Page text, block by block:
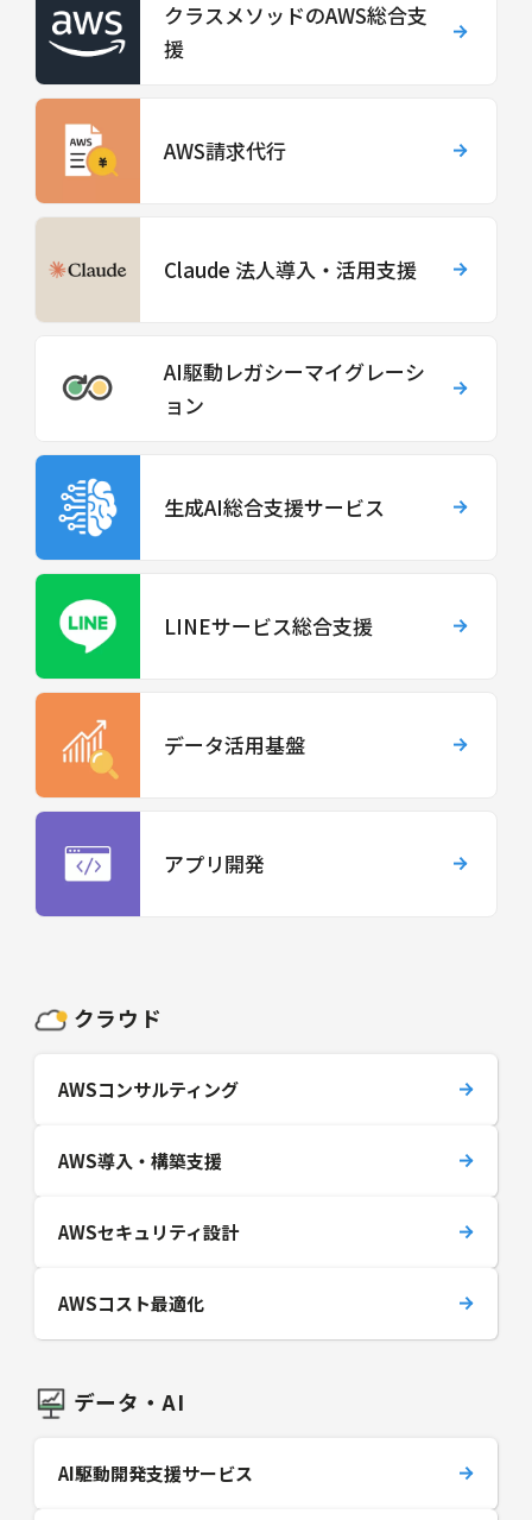
クラスメソッドのAWS総合支
援
AWS請求代行
Claude 法人導入・活用支援
AI駆動レガシーマイグレーシ
ョン
生成AI総合支援サービス
LINEサービス総合支援
データ活用基盤
アプリ開発
クラウド
AWSコンサルティング
AWS導入・構築支援
AWSセキュリティ設計
AWSコスト最適化
データ・AI
AI駆動開発支援サービス